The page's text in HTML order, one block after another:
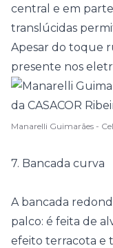
central e em
translúcidas
Apesar do toque
presente nos
Manarelli Guimarães -
7. Bancada curva
A bancada
palco: é feita de
efeito terracota e